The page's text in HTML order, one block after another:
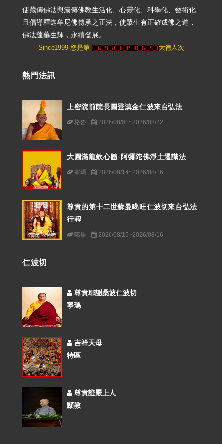
使藏傳佛法與漢傳佛教生活化、心靈化、科學化、藝術化
且倡導釋迦牟尼佛傳承之正法，使眾生有正確成佛之道，
佛法蓬蓽生輝，永續發展。
Since1999 您是第 大德人次
熱門法訊
上密院前院長圖登滇金仁波來台弘法
格魯 2026/08/01~2026/08/22
大圓滿龍欽心髓-阿彌陀佛淨土遷識法
寧瑪 2026/08/14~2026/08/16
尊貴的第十二世蘇曼噶旺仁波切來台弘法
行程
噶舉 2026/08/15~2026/08/16
仁波切
尊貴耶謝桑波仁波切
寧瑪
吉祥天母
特區
尊貴證嚴上人
顯教